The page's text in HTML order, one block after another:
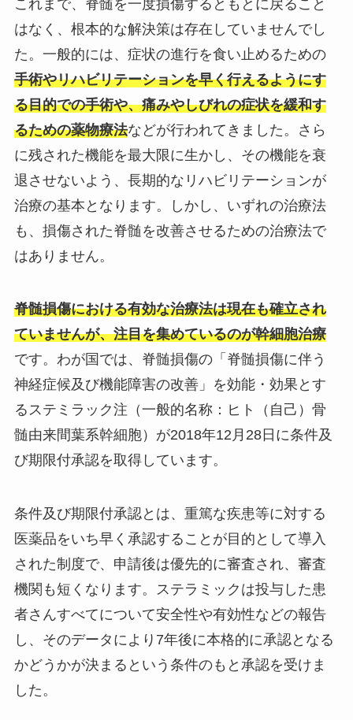
これまで、脊髄を一度損傷するともとに戻ること
はなく、根本的な解決策は存在していませんでし
た。一般的には、症状の進行を食い止めるための
手術やリハビリテーションを早く行えるようにす
る目的での手術や、痛みやしびれの症状を緩和す
るための薬物療法などが行われてきました。さら
に残された機能を最大限に生かし、その機能を衰
退させないよう、長期的なリハビリテーションが
治療の基本となります。しかし、いずれの治療法
も、損傷された脊髄を改善させるための治療法で
はありません。
脊髄損傷における有効な治療法は現在も確立され
ていませんが、注目を集めているのが幹細胞治療
です。わが国では、脊髄損傷の「脊髄損傷に伴う
神経症候及び機能障害の改善」を効能・効果とす
るステミラック注 （一般的名称：ヒト（自己）骨
髄由来間葉系幹細胞）が2018年12月28日に条件及
び期限付承認を取得しています。
条件及び期限付承認とは、重篤な疾患等に対する
医薬品をいち早く承認することが目的として導入
された制度で、申請後は優先的に審査され、審査
機関も短くなります。ステラミックは投与した患
者さんすべてについて安全性や有効性などの報告
し、そのデータにより7年後に本格的に承認となる
かどうかが決まるという条件のもと承認を受けま
した。